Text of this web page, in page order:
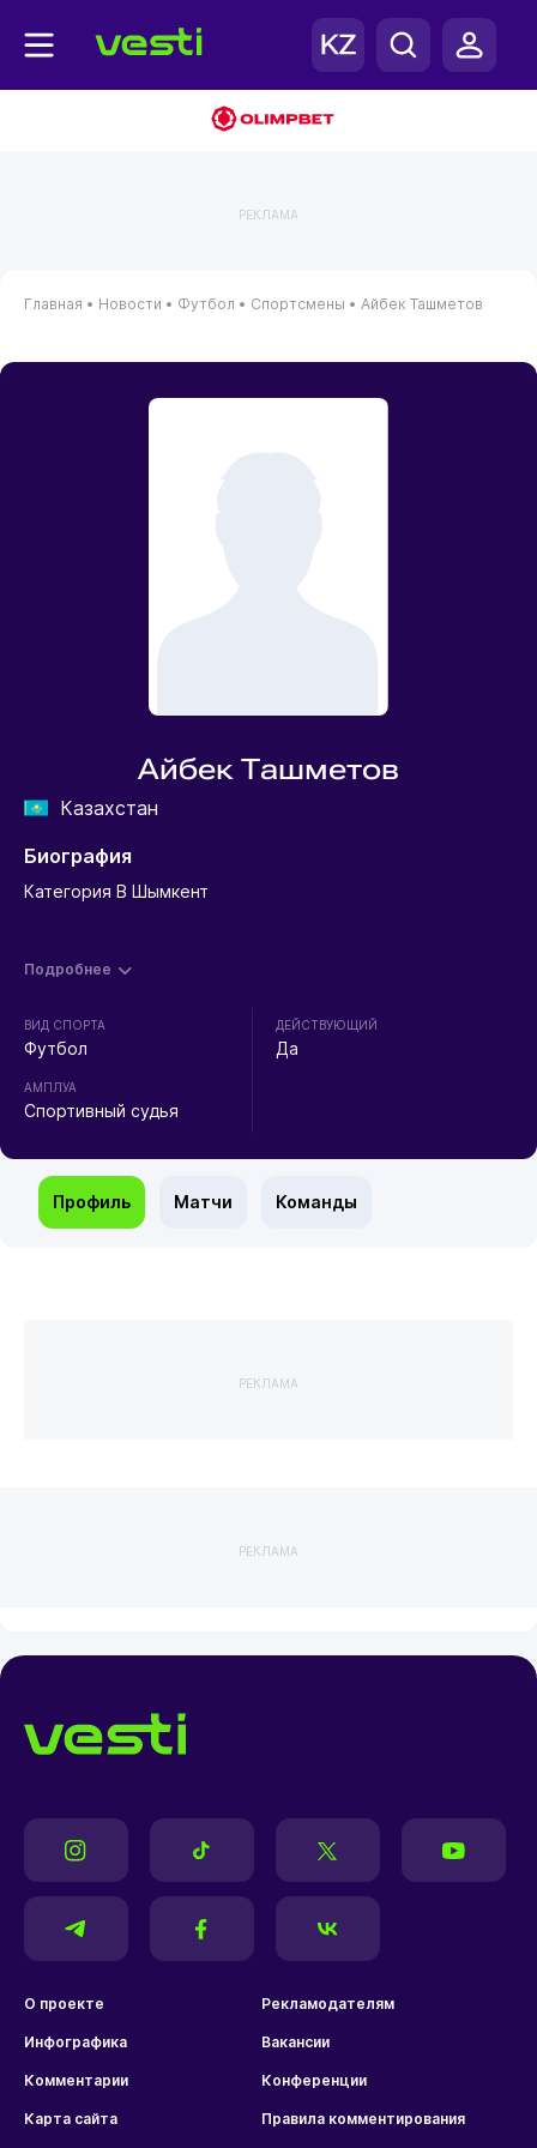
РЕКЛАМА
Главная • Новости • Футбол • Спортсмены • Айбек Ташметов
Айбек Ташметов
Казахстан
Биография
Категория В Шымкент
Подробнее
ВИД СПОРТА
Футбол
АМПЛУА
Спортивный судья
ДЕЙСТВУЮЩИЙ
Да
Профиль Матчи Команды
РЕКЛАМА
РЕКЛАМА
О проекте Рекламодателям
Инфографика Вакансии
Комментарии Конференции
Карта сайта Правила комментирования